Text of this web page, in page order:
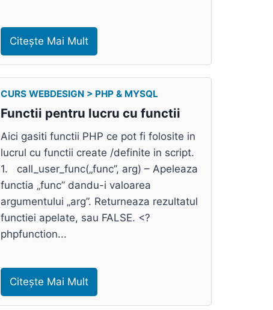
Citește Mai Mult
CURS WEBDESIGN > PHP & MYSQL
Functii pentru lucru cu functii
Aici gasiti functii PHP ce pot fi folosite in
lucrul cu functii create /definite in script.
1. call_user_func(„func”, arg) – Apeleaza
functia „func” dandu-i valoarea
argumentului „arg”. Returneaza rezultatul
functiei apelate, sau FALSE. <?
phpfunction...
Citește Mai Mult